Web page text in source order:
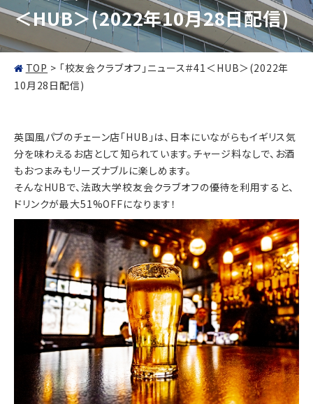
＜HUB＞(2022年10月28日配信)
TOP > 「校友会クラブオフ」ニュース＃41＜HUB＞(2022年
10月28日配信)
英国風パブのチェーン店「HUB」は、日本にいながらもイギリス気
分を味わえるお店として知られています。チャージ料なしで、お酒
もおつまみもリーズナブルに楽しめます。
そんなHUBで、法政大学校友会クラブオフの優待を利用すると、
ドリンクが最大51%OFFになります！